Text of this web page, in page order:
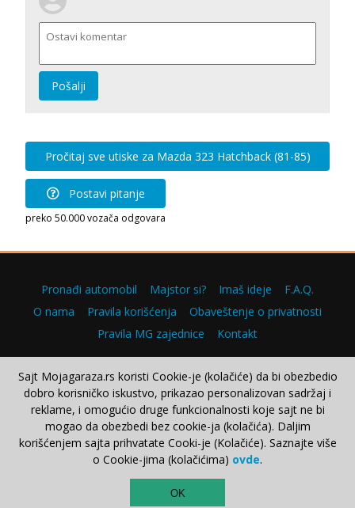
Pošalji
Pročitaj sve utiske za Mazda 323 Hatchback (81-85)
Postavi pitanje
preko 50.000 vozača odgovara
Pronađi automobil Majstor si? Imaš ideje
F.A.Q.
O nama
Pravila korišćenja
Obaveštenje o privatnosti
Pravila MG zajednice
Kontakt
Copyright © 2000–2026.
Sajt Mojagaraza.rs koristi Cookie-je (kolačiće) da bi obezbedio
dobro korisničko iskustvo, prikazao personalizovan sadržaj i
reklame, i omogućio druge funkcionalnosti koje sajt ne bi
mogao da obezbedi bez cookie-ja (kolačića). Daljim
korišćenjem sajta prihvatate Cooki-je (Kolačiće). Saznajte više
o Cookie-jima (kolačićima) ovde.
OK